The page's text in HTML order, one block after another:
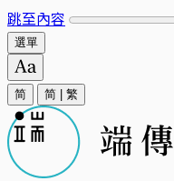
跳至內容
選單
简 简 繁